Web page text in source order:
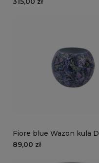
Fiore blue Wazon kula D
89,00 zł